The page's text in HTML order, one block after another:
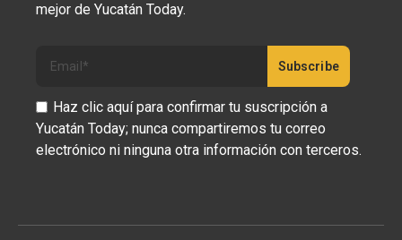
mejor de Yucatán Today.
Haz clic aquí para confirmar tu suscripción a
Yucatán Today; nunca compartiremos tu correo
electrónico ni ninguna otra información con terceros.